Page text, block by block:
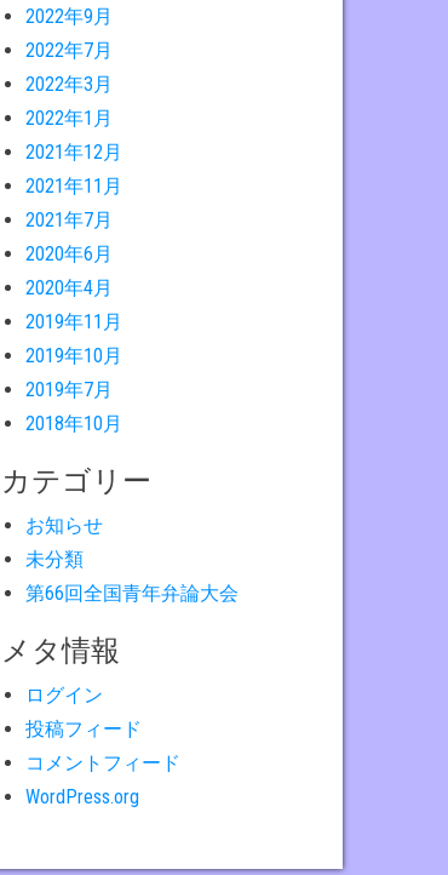
2022年9月
2022年7月
2022年3月
2022年1月
2021年12月
2021年11月
2021年7月
2020年6月
2020年4月
2019年11月
2019年10月
2019年7月
2018年10月
カテゴリー
お知らせ
未分類
第66回全国青年弁論大会
メタ情報
ログイン
投稿フィード
コメントフィード
WordPress.org